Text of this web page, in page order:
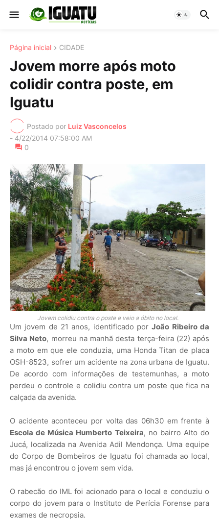
Página inicial CIDADE
Jovem morre após moto
colidir contra poste, em
Iguatu
Postado por Luiz Vasconcelos
- 4/22/2014 07:58:00 AM
0
Jovem colidiu contra o poste e veio a óbito no local.
Um jovem de 21 anos, identificado porJoão Ribeiro da
Silva Neto, morreu na manhã desta terça-feira (22) após
a moto em que ele conduzia, uma Honda Titan de placa
OSH-8523, sofrer um acidente na zona urbana de Iguatu.
De acordo com informações de testemunhas, a moto
perdeu o controle e colidiu contra um poste que fica na
calçada da avenida.
O acidente aconteceu por volta das 06h30 em frente à
Escola de Música Humberto Teixeira, no bairro Alto do
Jucá, localizada na Avenida Adil Mendonça. Uma equipe
do Corpo de Bombeiros de Iguatu foi chamada ao local,
mas já encontrou o jovem sem vida.
O rabecão do IML foi acionado para o local e conduziu o
corpo do jovem para o Instituto de Perícia Forense para
exames de necropsia.